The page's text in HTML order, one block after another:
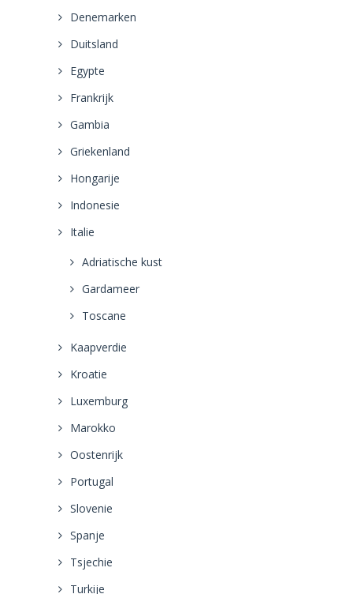
Denemarken
Duitsland
Egypte
Frankrijk
Gambia
Griekenland
Hongarije
Indonesie
Italie
Adriatische kust
Gardameer
Toscane
Kaapverdie
Kroatie
Luxemburg
Marokko
Oostenrijk
Portugal
Slovenie
Spanje
Tsjechie
Turkije